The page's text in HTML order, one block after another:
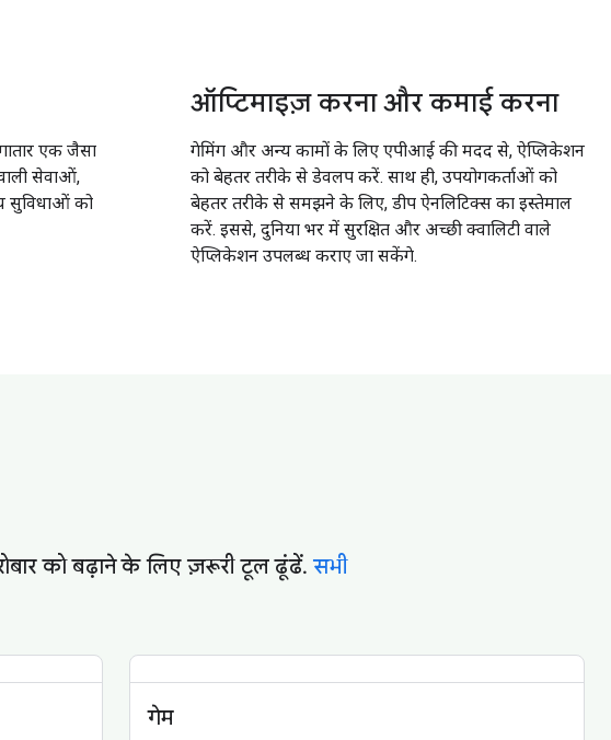
एक जैसा
सेवाओं,
सुविधाओं को
ऑप्टिमाइज़ करना और कमाई करना
गेमिंग और अन्य कामों के लिए एपीआई की मदद से, ऐप्लिकेशन
को बेहतर तरीके से डेवलप करें. साथ ही, उपयोगकर्ताओं को
बेहतर तरीके से समझने के लिए, डीप ऐनलिटिक्स का इस्तेमाल
करें. इससे, दुनिया भर में सुरक्षित और अच्छी क्वालिटी वाले
ऐप्लिकेशन उपलब्ध कराए जा सकेंगे.
को बढ़ाने के लिए ज़रूरी टूल ढूंढें.सभी
गेम